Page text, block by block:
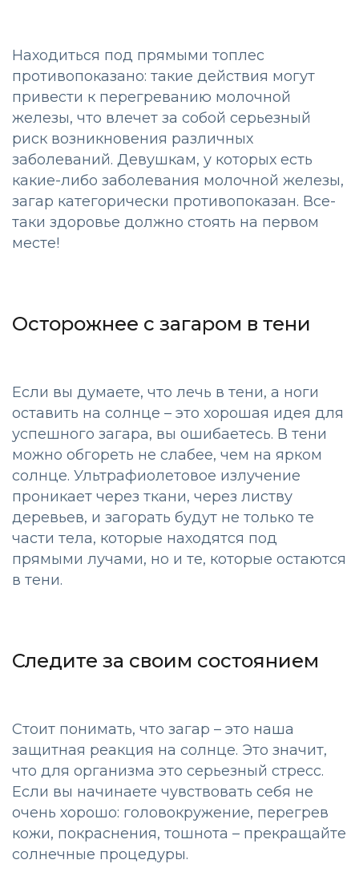
Находиться под прямыми топлес
противопоказано: такие действия могут
привести к перегреванию молочной
железы, что влечет за собой серьезный
риск возникновения различных
заболеваний. Девушкам, у которых есть
какие-либо заболевания молочной железы,
загар категорически противопоказан. Все-
таки здоровье должно стоять на первом
месте!
Осторожнее с загаром в тени
Если вы думаете, что лечь в тени, а ноги
оставить на солнце – это хорошая идея для
успешного загара, вы ошибаетесь. В тени
можно обгореть не слабее, чем на ярком
солнце. Ультрафиолетовое излучение
проникает через ткани, через листву
деревьев, и загорать будут не только те
части тела, которые находятся под
прямыми лучами, но и те, которые остаются
в тени.
Следите за своим состоянием
Стоит понимать, что загар – это наша
защитная реакция на солнце. Это значит,
что для организма это серьезный стресс.
Если вы начинаете чувствовать себя не
очень хорошо: головокружение, перегрев
кожи, покраснения, тошнота – прекращайте
солнечные процедуры.